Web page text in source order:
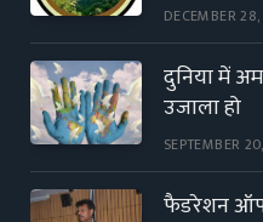
DECEMBER
दुनिया में
उजाला हो
SEPTEMBER
फैडरेशन ऑफ